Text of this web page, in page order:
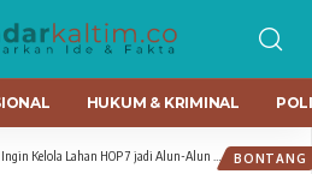
HUKUM & KRIMINAL
Ingin Kelola Lahan HOP 7 jadi Alun-Alun Kota, Pemkot Ajukan Skema Pinjam Pakai BONTANG